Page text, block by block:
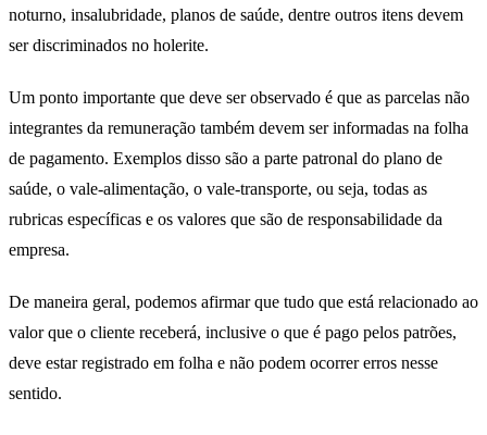
noturno, insalubridade, planos de saúde, dentre outros itens devem
ser discriminados no holerite.
Um ponto importante que deve ser observado é que as parcelas não
integrantes da remuneração também devem ser informadas na folha
de pagamento. Exemplos disso são a parte patronal do plano de
saúde, o vale-alimentação, o vale-transporte, ou seja, todas as
rubricas específicas e os valores que são de responsabilidade da
empresa.
De maneira geral, podemos afirmar que tudo que está relacionado ao
valor que o cliente receberá, inclusive o que é pago pelos patrões,
deve estar registrado em folha e não podem ocorrer erros nesse
sentido.